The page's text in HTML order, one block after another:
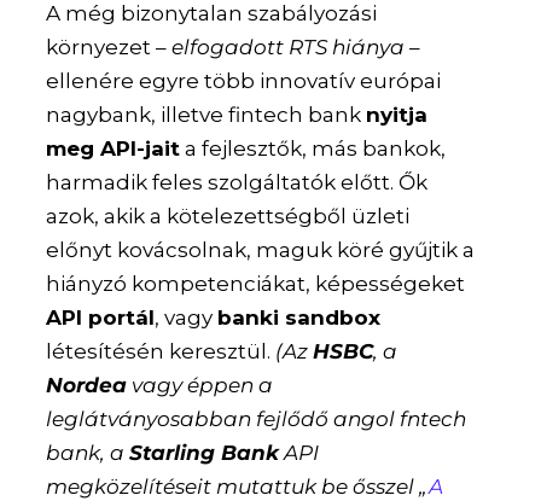
A még bizonytalan szabályozási
környezet –elfogadott RTS hiánya –
ellenére egyre több innovatív európai
nagybank, illetve fintech bank nyitja
meg API-jait a fejlesztők, más bankok,
harmadik feles szolgáltatók előtt. Ők
azok, akik a kötelezettségből üzleti
előnyt kovácsolnak, maguk köré gyűjtik a
hiányzó kompetenciákat, képességeket
API portál, vagy banki sandbox
létesítésén keresztül. (AzHSBC, a
Nordea vagy éppen a
leglátványosabban fejlődő angol fntech
bank, aStarling BankAPI
megközelítéseit mutattuk be ősszel „A